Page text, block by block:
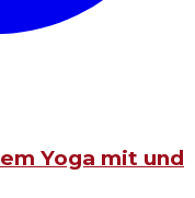
Yoga mit und